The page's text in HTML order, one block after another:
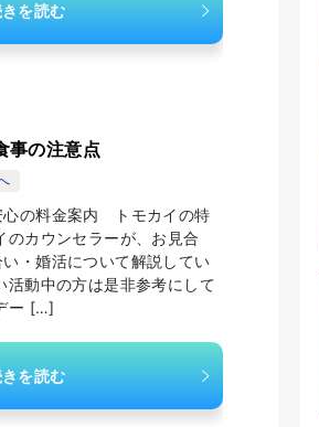
を読む
事の注意点
の料金案内 トモカイの特
のカウンセラーが、お見合
・婚活について解説してい
活動中の方は是非参考にして
ー […]
を読む